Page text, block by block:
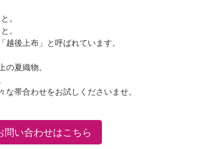
。
。
後上布」と呼ばれています。
夏織物。
帯合わせをお試しくださいませ。
問い合わせはこちら